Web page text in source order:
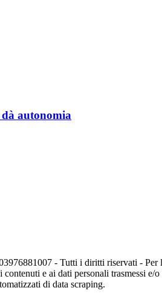
autonomia
- Tutti i diritti riservati -
contenuti e ai dati personali trasmessi
di data scraping.